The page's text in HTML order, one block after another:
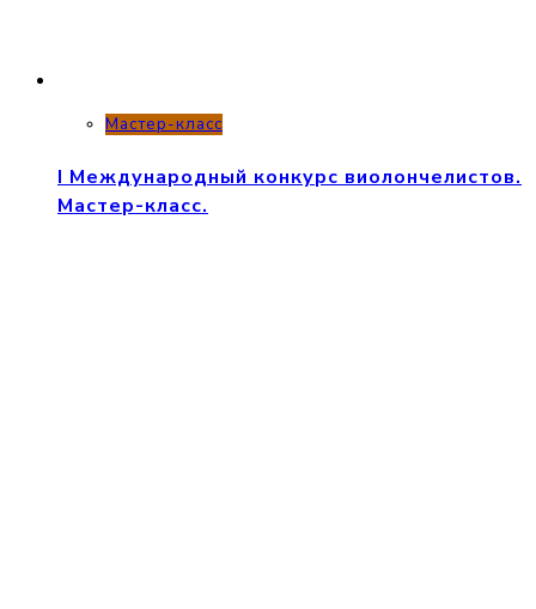
Мастер-класс
I Международный конкурс виолончелистов.
Мастер-класс.